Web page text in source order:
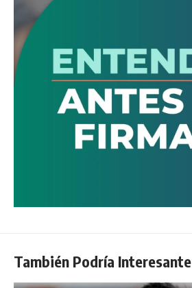
También Podría Interesante